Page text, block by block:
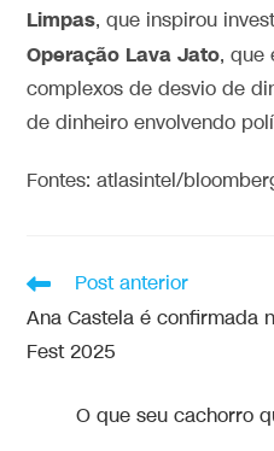
Limpas, que inspirou
Operação Lava Jato, que
complexos de desvio de
de dinheiro envolvendo
Fontes: atlasintel/
Post anterior
Ana Castela é confirmada
Fest 2025
O que seu cachorro